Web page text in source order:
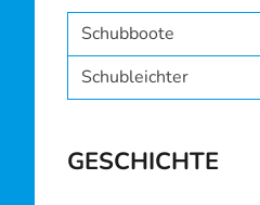
Schubboote
Schubleichter
GESCHICHTE